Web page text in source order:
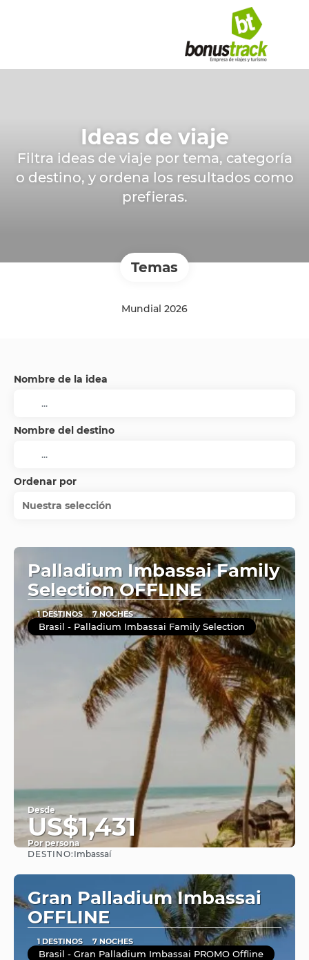
Ideas de viaje
Filtra ideas de viaje por tema, categoría
o destino, y ordena los resultados como
prefieras.
Temas
Mundial 2026
Nombre de la idea
Nombre del destino
Ordenar por
Nuestra selección
Palladium Imbassai Family
Selection OFFLINE
1 DESTINOS 7 NOCHES
Brasil - Palladium Imbassai Family Selection
Desde
US$1,431
Por persona
DESTINO: Imbassaí
Gran Palladium Imbassai
OFFLINE
1 DESTINOS 7 NOCHES
Brasil - Gran Palladium Imbassai PROMO Offline